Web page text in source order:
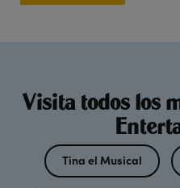
Visita todos los
Tina el Musical